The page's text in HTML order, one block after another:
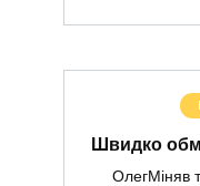
Швидко
ОлегМіняв